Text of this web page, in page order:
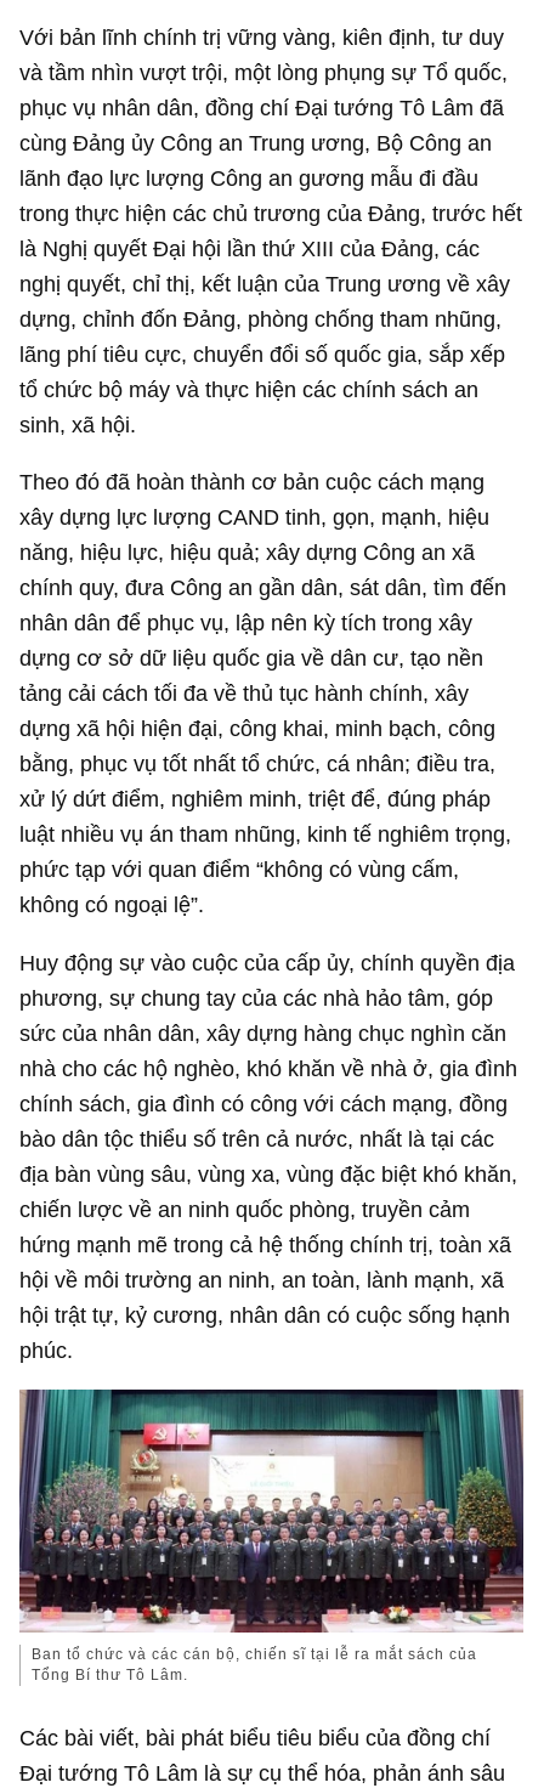
Với bản lĩnh chính trị vững vàng, kiên định, tư duy
và tầm nhìn vượt trội, một lòng phụng sự Tổ quốc,
phục vụ nhân dân, đồng chí Đại tướng Tô Lâm đã
cùng Đảng ủy Công an Trung ương, Bộ Công an
lãnh đạo lực lượng Công an gương mẫu đi đầu
trong thực hiện các chủ trương của Đảng, trước hết
là Nghị quyết Đại hội lần thứ XIII của Đảng, các
nghị quyết, chỉ thị, kết luận của Trung ương về xây
dựng, chỉnh đốn Đảng, phòng chống tham nhũng,
lãng phí tiêu cực, chuyển đổi số quốc gia, sắp xếp
tổ chức bộ máy và thực hiện các chính sách an
sinh, xã hội.
Theo đó đã hoàn thành cơ bản cuộc cách mạng
xây dựng lực lượng CAND tinh, gọn, mạnh, hiệu
năng, hiệu lực, hiệu quả; xây dựng Công an xã
chính quy, đưa Công an gần dân, sát dân, tìm đến
nhân dân để phục vụ, lập nên kỳ tích trong xây
dựng cơ sở dữ liệu quốc gia về dân cư, tạo nền
tảng cải cách tối đa về thủ tục hành chính, xây
dựng xã hội hiện đại, công khai, minh bạch, công
bằng, phục vụ tốt nhất tổ chức, cá nhân; điều tra,
xử lý dứt điểm, nghiêm minh, triệt để, đúng pháp
luật nhiều vụ án tham nhũng, kinh tế nghiêm trọng,
phức tạp với quan điểm “không có vùng cấm,
không có ngoại lệ”.
Huy động sự vào cuộc của cấp ủy, chính quyền địa
phương, sự chung tay của các nhà hảo tâm, góp
sức của nhân dân, xây dựng hàng chục nghìn căn
nhà cho các hộ nghèo, khó khăn về nhà ở, gia đình
chính sách, gia đình có công với cách mạng, đồng
bào dân tộc thiểu số trên cả nước, nhất là tại các
địa bàn vùng sâu, vùng xa, vùng đặc biệt khó khăn,
chiến lược về an ninh quốc phòng, truyền cảm
hứng mạnh mẽ trong cả hệ thống chính trị, toàn xã
hội về môi trường an ninh, an toàn, lành mạnh, xã
hội trật tự, kỷ cương, nhân dân có cuộc sống hạnh
phúc.
Ban tổ chức và các cán bộ, chiến sĩ tại lễ ra mắt sách của
Tổng Bí thư Tô Lâm.
Các bài viết, bài phát biểu tiêu biểu của đồng chí
Đại tướng Tô Lâm là sự cụ thể hóa, phản ánh sâu